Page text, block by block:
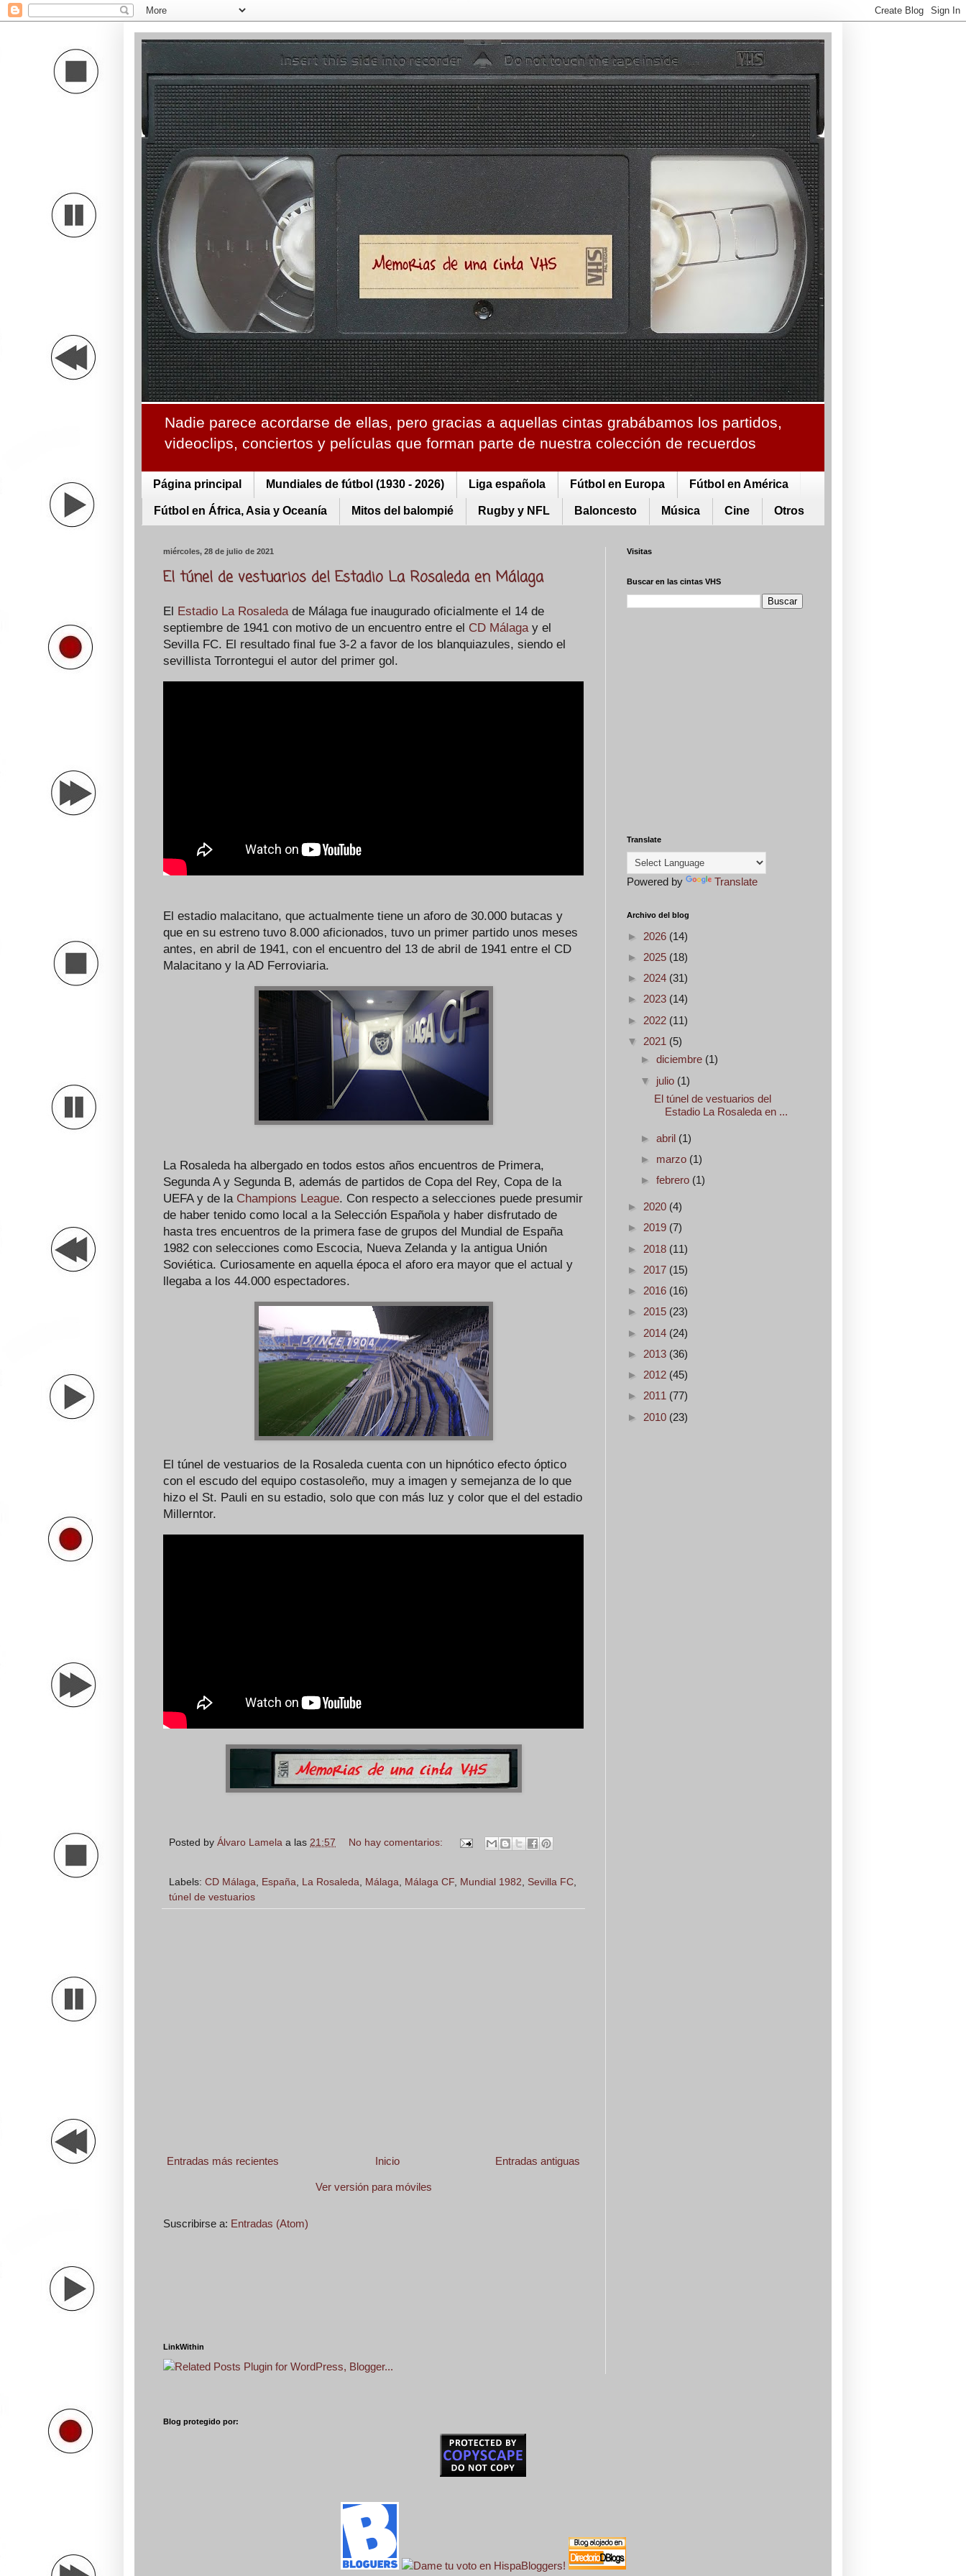
Nadie parece acordarse de ellas, pero gracias a aquellas cintas grabábamos los partidos,
videoclips, conciertos y películas que forman parte de nuestra colección de recuerdos
Página principal Mundiales de fútbol (1930 - 2026) Liga española Fútbol en Europa Fútbol en América
Fútbol en África, Asia y Oceanía Mitos del balompié Rugby y NFL Baloncesto Música Cine Otros
miércoles, 28 de julio de 2021
El túnel de vestuarios del Estadio La Rosaleda en Málaga
El Estadio La Rosaleda de Málaga fue inaugurado oficialmente el 14 de
septiembre de 1941 con motivo de un encuentro entre el CD Málaga y el
Sevilla FC. El resultado final fue 3-2 a favor de los blanquiazules, siendo el
sevillista Torrontegui el autor del primer gol.
El estadio malacitano, que actualmente tiene un aforo de 30.000 butacas y
que en su estreno tuvo 8.000 aficionados, tuvo un primer partido unos meses
antes, en abril de 1941, con el encuentro del 13 de abril de 1941 entre el CD
Malacitano y la AD Ferroviaria.
La Rosaleda ha albergado en todos estos años encuentros de Primera,
Segunda A y Segunda B, además de partidos de Copa del Rey, Copa de la
UEFA y de la Champions League. Con respecto a selecciones puede presumir
de haber tenido como local a la Selección Española y haber disfrutado de
hasta tres encuentros de la primera fase de grupos del Mundial de España
1982 con selecciones como Escocia, Nueva Zelanda y la antigua Unión
Soviética. Curiosamente en aquella época el aforo era mayor que el actual y
llegaba a los 44.000 espectadores.
El túnel de vestuarios de la Rosaleda cuenta con un hipnótico efecto óptico
con el escudo del equipo costasoleño, muy a imagen y semejanza de lo que
hizo el St. Pauli en su estadio, solo que con más luz y color que el del estadio
Millerntor.
Posted by Álvaro Lamela a las 21:57 No hay comentarios:
Labels: CD Málaga España La Rosaleda Málaga Málaga CF Mundial 1982 Sevilla FC
túnel de vestuarios
Entradas más recientes Entradas antiguas
Inicio
Ver versión para móviles
Suscribirse a: Entradas (Atom)
LinkWithin
Visitas
Buscar en las cintas VHS
Translate
Powered by Translate
Archivo del blog
► 2026 (14)
► 2025 (18)
► 2024 (31)
► 2023 (14)
► 2022 (11)
▼ 2021 (5)
► diciembre (1)
▼ julio (1)
El túnel de vestuarios del
Estadio La Rosaleda en ...
► abril (1)
► marzo (1)
► febrero (1)
► 2020 (4)
► 2019 (7)
► 2018 (11)
► 2017 (15)
► 2016 (16)
► 2015 (23)
► 2014 (24)
► 2013 (36)
► 2012 (45)
► 2011 (77)
► 2010 (23)
Blog protegido por: